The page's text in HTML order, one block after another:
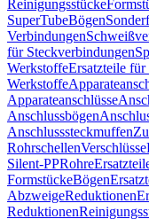
Reinigungsstücke
SuperTubeBögen
Verbindungen
für Steckverbindungen
WerkstoffeErsatzteile für
Werkstoffe
Apparateanschlüsse
Anschlussbögen
Anschlusssteckmuffen
RohrschellenVerschlüsse
Silent-PPRohre
FormstückeBögen
AbzweigeReduktionen
Reduktionen